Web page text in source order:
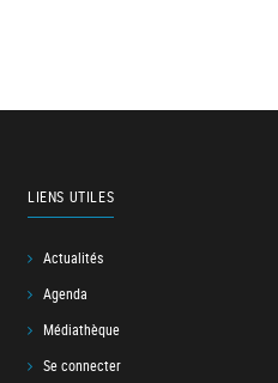
LIENS UTILES
Actualités
Agenda
Médiathèque
Se connecter